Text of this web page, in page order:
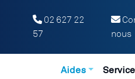
nous
02 627 22
57
Navigation
Aides